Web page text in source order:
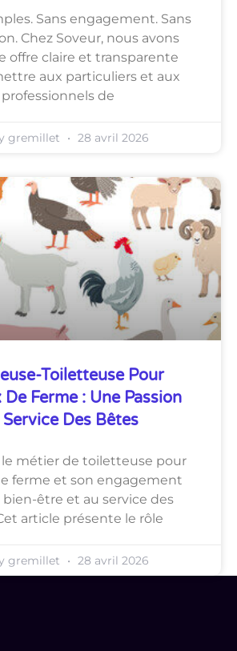
Sans engagement. Sans
Chez Soveur, nous avons
offre claire et transparente
aux particuliers et aux
professionnels de
gremillet 28 avril 2026
Toiletteuse Pour
Ferme : Une Passion
Des Bêtes
le métier de toiletteuse pour
ferme et son engagement
bien-être et au service des
article présente le rôle
gremillet 28 avril 2026